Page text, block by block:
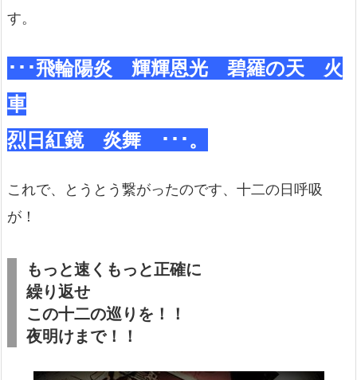
す。
･･･飛輪陽炎 輝輝恩光 碧羅の天 火
車
烈日紅鏡 炎舞 ･･･。
これで、とうとう繋がったのです、十二の日呼吸
が！
もっと速くもっと正確に
繰り返せ
この十二の巡りを！！
夜明けまで！！